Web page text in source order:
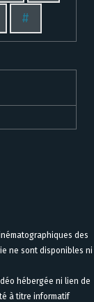
#
des
ne sont disponibles ni
hébergée ni lien de
à titre informatif